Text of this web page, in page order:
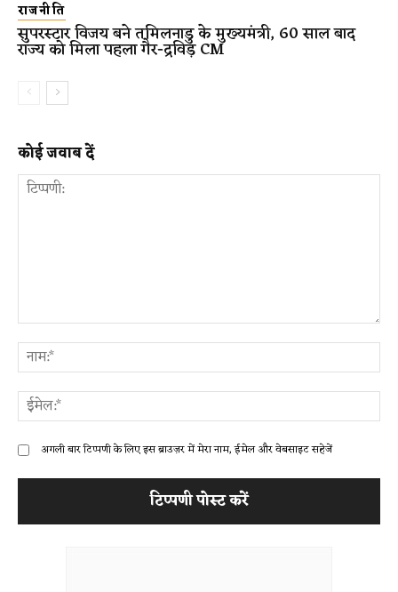
राजनीति
सुपरस्टार विजय बने तमिलनाडु के मुख्यमंत्री, 60 साल बाद
राज्य को मिला पहला गैर-द्रविड़ CM
कोई जवाब दें
अगली बार टिप्पणी के लिए इस ब्राउज़र में मेरा नाम, ईमेल और वेबसाइट सहेजें